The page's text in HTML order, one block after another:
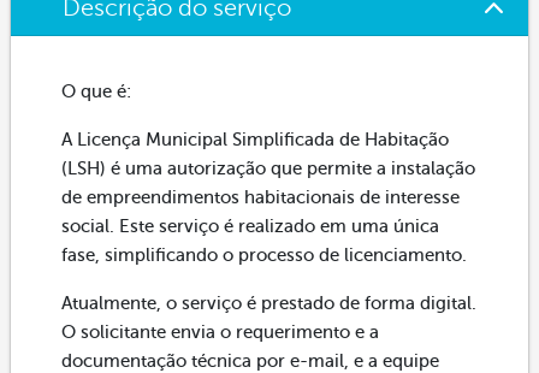
Descrição do serviço
O que é:
A Licença Municipal Simplificada de Habitação
(LSH) é uma autorização que permite a instalação
de empreendimentos habitacionais de interesse
social. Este serviço é realizado em uma única
fase, simplificando o processo de licenciamento.
Atualmente, o serviço é prestado de forma digital.
O solicitante envia o requerimento e a
documentação técnica por e-mail, e a equipe